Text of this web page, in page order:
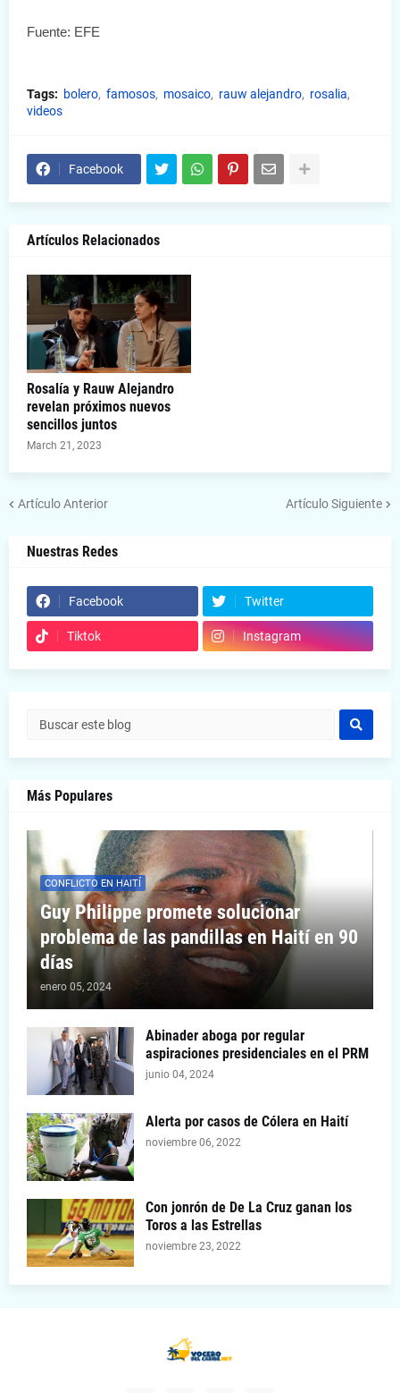
Fuente: EFE
Tags: bolero famosos mosaico rauw alejandro
rosalia
videos
Facebook
Artículos Relacionados
Rosalía y Rauw Alejandro
revelan próximos nuevos
sencillos juntos
March 21, 2023
Artículo Anterior Artículo Siguiente
Nuestras Redes
Facebook Twitter
Tiktok Instagram
Más Populares
CONFLICTO EN HAITÍ
Guy Philippe promete solucionar
problema de las pandillas en Haití en 90
días
enero 05, 2024
Abinader aboga por regular
aspiraciones presidenciales en el PRM
junio 04, 2024
Alerta por casos de Cólera en Haití
noviembre 06, 2022
Con jonrón de De La Cruz ganan los
Toros a las Estrellas
noviembre 23, 2022